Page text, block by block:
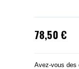
78,50 €
Avez-vous des